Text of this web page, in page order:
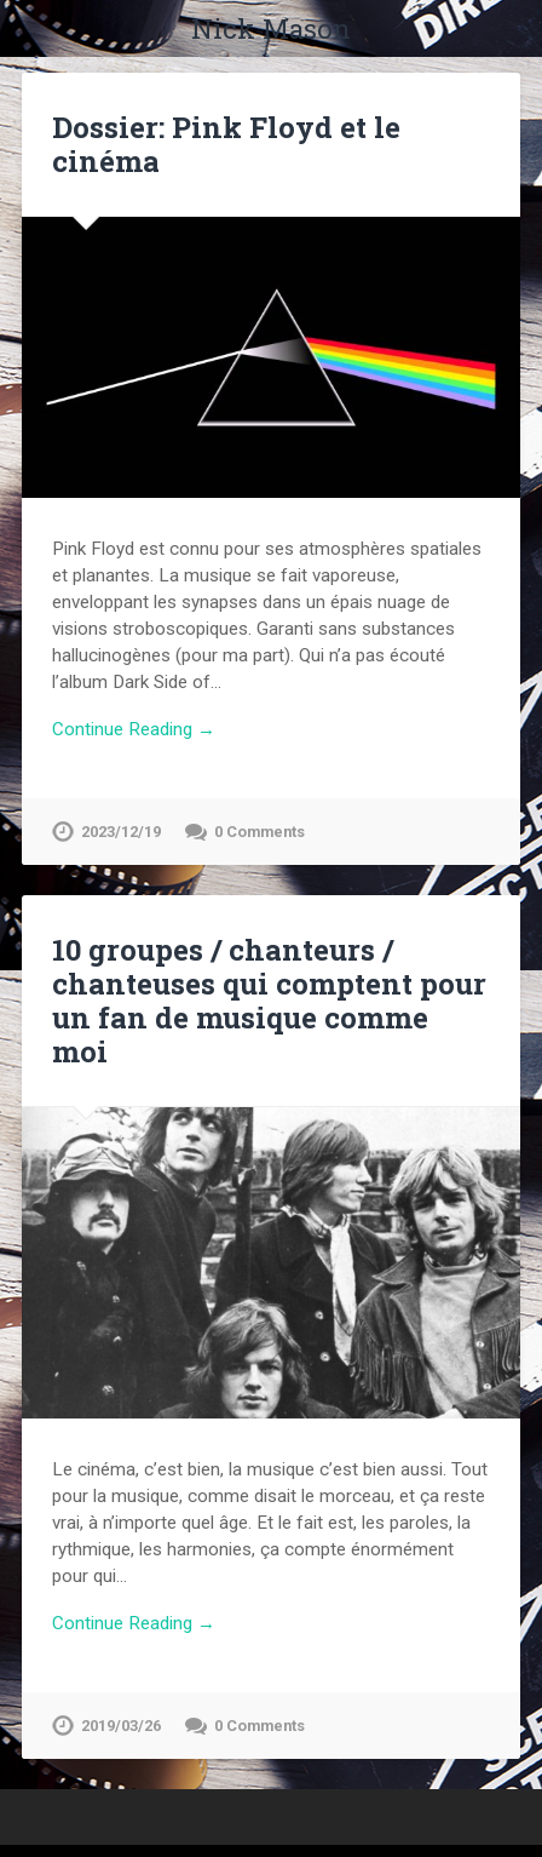
Nick Mason
Dossier: Pink Floyd et le
cinéma
Pink Floyd est connu pour ses atmosphères spatiales
et planantes. La musique se fait vaporeuse,
enveloppant les synapses dans un épais nuage de
visions stroboscopiques. Garanti sans substances
hallucinogènes (pour ma part). Qui n’a pas écouté
l’album Dark Side of…
Continue Reading →
2023/12/19 0 Comments
10 groupes / chanteurs /
chanteuses qui comptent pour
un fan de musique comme
moi
Le cinéma, c’est bien, la musique c’est bien aussi. Tout
pour la musique, comme disait le morceau, et ça reste
vrai, à n’importe quel âge. Et le fait est, les paroles, la
rythmique, les harmonies, ça compte énormément
pour qui…
Continue Reading →
2019/03/26 0 Comments